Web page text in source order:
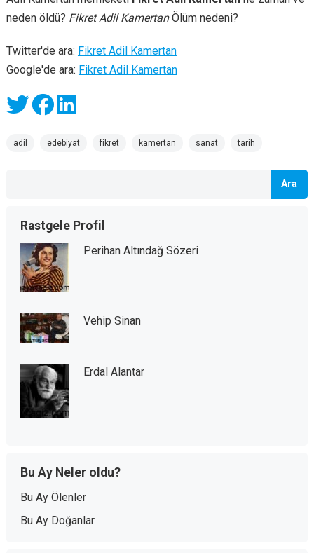
neden öldü? Fikret Adil KamertanÖlüm nedeni?
Twitter'de ara: Fikret Adil Kamertan
Google'de ara: Fikret Adil Kamertan
adil edebiyat fikret kamertan sanat tarih
Ara
Rastgele Profil
Perihan Altındağ Sözeri
Vehip Sinan
Erdal Alantar
Bu Ay Neler oldu?
Bu Ay Ölenler
Bu Ay Doğanlar